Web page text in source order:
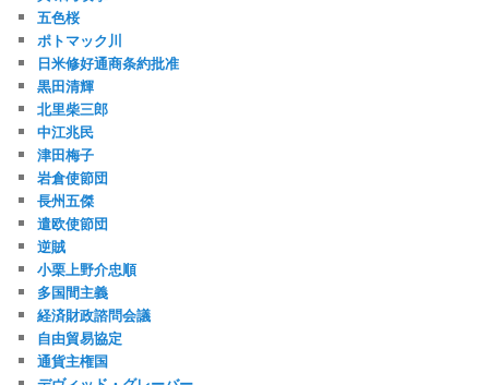
五色桜
ポトマック川
日米修好通商条約批准
黒田清輝
北里柴三郎
中江兆民
津田梅子
岩倉使節団
長州五傑
遣欧使節団
逆賊
小栗上野介忠順
多国間主義
経済財政諮問会議
自由貿易協定
通貨主権国